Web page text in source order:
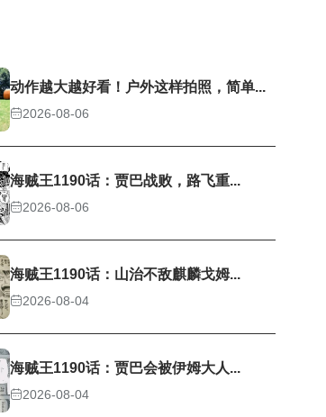
动作越大越好看！户外这样拍照，简单...
2026-08-06
海贼王1190话：贾巴战败，路飞重...
2026-08-06
海贼王1190话：山治不敌麒麟戈姆...
2026-08-04
海贼王1190话：贾巴会被伊姆大人...
2026-08-04